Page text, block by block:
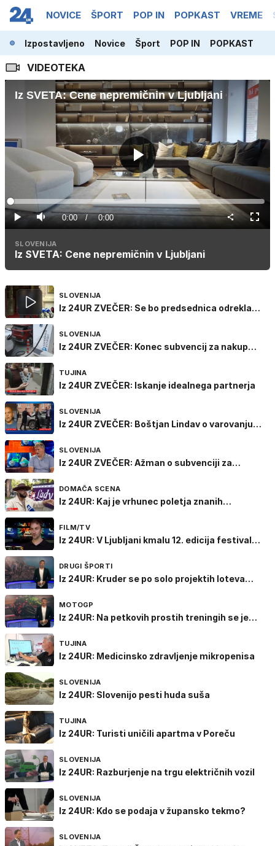
NOVICE ŠPORT POP IN POPKAST VREME
Izpostavljeno Novice Šport POP IN POPKAST
VIDEOTEKA
Iz SVETA: Cene nepremičnin v Ljubljani
Predvajaj
PredvajajTiho Current
0:00 / Duration
0:00
Loaded:
0%
način
SLOVENIJA
Iz SVETA: Cene nepremičnin v Ljubljani
SLOVENIJA
Iz 24UR ZVEČER: Se bo predsednica odrekla
SLOVENIJA
Iz 24UR ZVEČER: Konec subvencij za nakup
TUJINA
Iz 24UR ZVEČER: Iskanje idealnega partnerja
SLOVENIJA
Iz 24UR ZVEČER: Boštjan Lindav o varovanju
SLOVENIJA
Iz 24UR ZVEČER: Ažman o subvenciji za
DOMAČA SCENA
Iz 24UR: Kaj je vrhunec poletja znanih
FILM/TV
Iz 24UR: V Ljubljani kmalu 12. edicija festivala
DRUGI ŠPORTI
Iz 24UR: Kruder se po solo projektih loteva
MOTOGP
Iz 24UR: Na petkovih prostih treningih se je
TUJINA
Iz 24UR: Medicinsko zdravljenje mikropenisa
SLOVENIJA
Iz 24UR: Slovenijo pesti huda suša
TUJINA
Iz 24UR: Turisti uničili apartma v Poreču
SLOVENIJA
Iz 24UR: Razburjenje na trgu električnih vozil
SLOVENIJA
Iz 24UR: Kdo se podaja v župansko tekmo?
SLOVENIJA